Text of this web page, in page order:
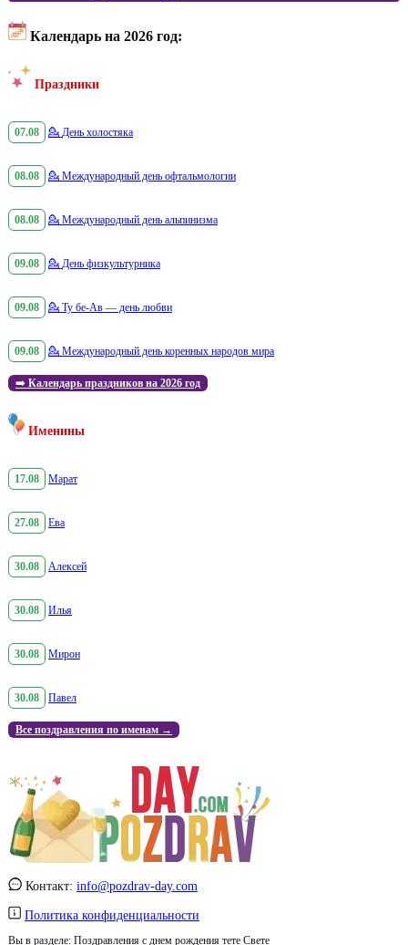
Календарь на 2026 год:
Праздники
07.08 💁 День холостяка
08.08 💁 Международный день офтальмологии
08.08 💁 Международный день альпинизма
09.08 💁 День физкультурника
09.08 💁 Ту бе-Ав — день любви
09.08 💁 Международный день коренных народов мира
➡️ Календарь праздников на 2026 год
Именины
17.08 Марат
27.08 Ева
30.08 Алексей
30.08 Илья
30.08 Мирон
30.08 Павел
Все поздравления по именам →
Контакт: info@pozdrav-day.com
Политика конфиденциальности
Вы в разделе: Поздравления с днем рождения тете Свете